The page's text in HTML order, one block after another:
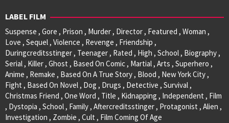
LABEL FILM
Suspense , Gore , Prison , Murder , Director , Featured , Woman ,
Love , Sequel , Violence , Revenge , Friendship ,
Duringcreditsstinger , Teenager , Rated , High , School , Biography ,
Serial , Killer , Ghost , Based On Comic , Martial , Arts , Superhero ,
Anime , Remake , Based On A True Story , Blood , New York City ,
Fight , Based On Novel , Dog , Drugs , Detective , Survival ,
Christmas Friend , One Word , Title , Kidnapping , Independent , Film
, Dystopia , School , Family , Aftercreditsstinger , Protagonist , Alien ,
Investigation , Zombie , Cult , Film Coming Of Age